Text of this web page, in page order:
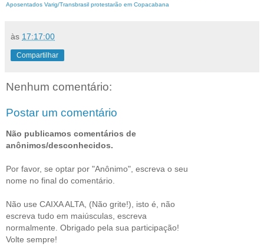
Aposentados Varig/Transbrasil protestarão em Copacabana
às 17:17:00
Compartilhar
Nenhum comentário:
Postar um comentário
Não publicamos comentários de
anônimos/desconhecidos.
Por favor, se optar por "Anônimo", escreva o seu
nome no final do comentário.
Não use CAIXA ALTA, (Não grite!), isto é, não
escreva tudo em maiúsculas, escreva
normalmente. Obrigado pela sua participação!
Volte sempre!